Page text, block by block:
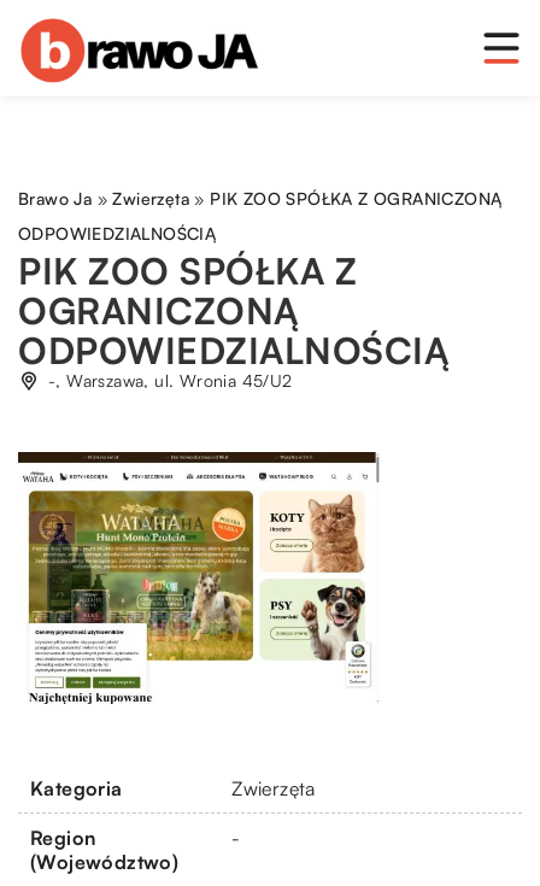
Brawo Ja »Zwierzęta » PIK ZOO SPÓŁKA Z OGRANICZONĄ
ODPOWIEDZIALNOŚCIĄ
PIK ZOO SPÓŁKA Z
OGRANICZONĄ
ODPOWIEDZIALNOŚCIĄ
-, Warszawa, ul. Wronia 45/U2
Kategoria Zwierzęta
Region
(Województwo)
-